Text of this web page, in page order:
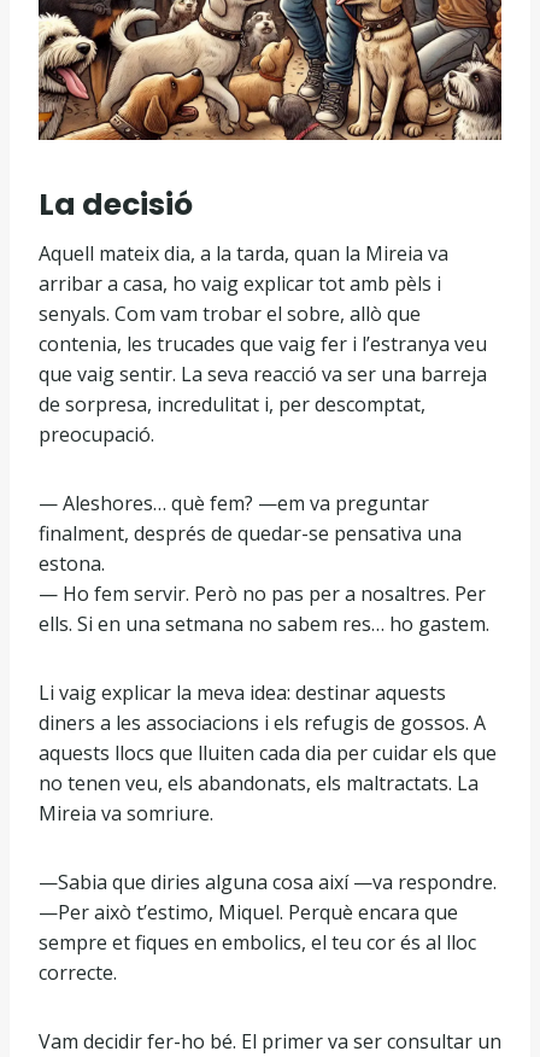
La decisió
Aquell mateix dia, a la tarda, quan la Mireia va
arribar a casa, ho vaig explicar tot amb pèls i
senyals. Com vam trobar el sobre, allò que
contenia, les trucades que vaig fer i l’estranya veu
que vaig sentir. La seva reacció va ser una barreja
de sorpresa, incredulitat i, per descomptat,
preocupació.
— Aleshores… què fem? —em va preguntar
finalment, després de quedar-se pensativa una
estona.
— Ho fem servir. Però no pas per a nosaltres. Per
ells. Si en una setmana no sabem res… ho gastem.
Li vaig explicar la meva idea: destinar aquests
diners a les associacions i els refugis de gossos. A
aquests llocs que lluiten cada dia per cuidar els que
no tenen veu, els abandonats, els maltractats. La
Mireia va somriure.
—Sabia que diries alguna cosa així —va respondre.
—Per això t’estimo, Miquel. Perquè encara que
sempre et fiques en embolics, el teu cor és al lloc
correcte.
Vam decidir fer-ho bé. El primer va ser consultar un